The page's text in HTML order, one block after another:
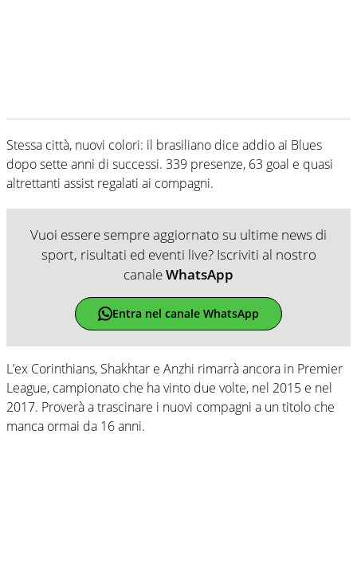
Stessa città, nuovi colori: il brasiliano dice addio ai Blues
dopo sette anni di successi. 339 presenze, 63 goal e quasi
altrettanti assist regalati ai compagni.
Vuoi essere sempre aggiornato su ultime news di
sport, risultati ed eventi live? Iscriviti al nostro
canaleWhatsApp
Entra nel canale WhatsApp
L’ex Corinthians, Shakhtar e Anzhi rimarrà ancora in Premier
League, campionato che ha vinto due volte, nel 2015 e nel
2017. Proverà a trascinare i nuovi compagni a un titolo che
manca ormai da 16 anni.